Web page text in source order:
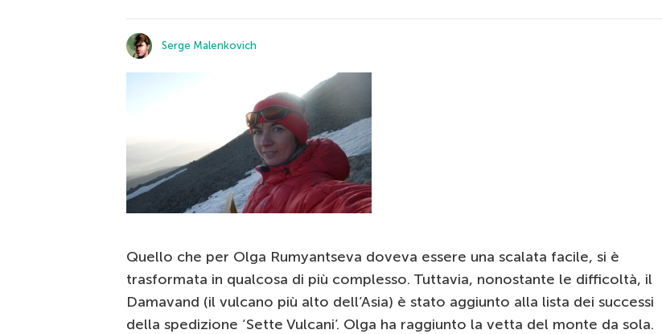
Serge Malenkovich
Quello che per Olga Rumyantseva doveva essere una scalata facile, si è
trasformata in qualcosa di più complesso. Tuttavia, nonostante le difficoltà, il
Damavand (il vulcano più alto dell’Asia) è stato aggiunto alla lista dei successi
della spedizione ‘Sette Vulcani’. Olga ha raggiunto la vetta del monte da sola.